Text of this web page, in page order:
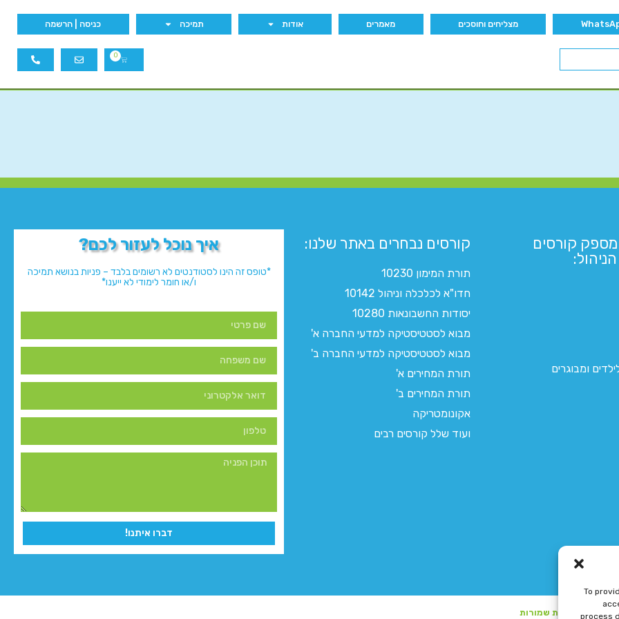
To
process
מצליחים וחוסכים מאמרים אודות תמיכה כניסה | הרשמה
0
קורסים
ומבוגרים
קורסים נבחרים באתר שלנו:​
תורת המימון 10230
חדו"א לכלכלה וניהול 10142
יסודות החשבונאות 10280
מבוא לסטטיסטיקה למדעי החברה א'
מבוא לסטטיסטיקה למדעי החברה ב'
תורת המחירים א'
תורת המחירים ב'
אקונומטריקה
ועוד שלל קורסים רבים
איך נוכל לעזור לכם?
*טופס זה הינו לסטודנטים לא רשומים בלבד – פניות בנושא תמיכה
ו/או חומר לימודי לא ייענו*
דברו איתנו!